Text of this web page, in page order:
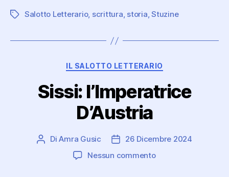
Tag Salotto Letterario, scrittura, storia,Stuzine
Categorie
IL SALOTTO LETTERARIO
Sissi: l’Imperatrice
D’Austria
Autore
DiAmra Gusic
Data26 Dicembre 2024
Nessun commentosu